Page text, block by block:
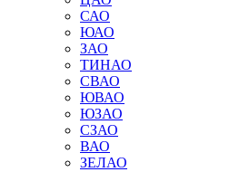
САО
ЮАО
ЗАО
ТИНАО
СВАО
ЮВАО
ЮЗАО
СЗАО
ВАО
ЗЕЛАО